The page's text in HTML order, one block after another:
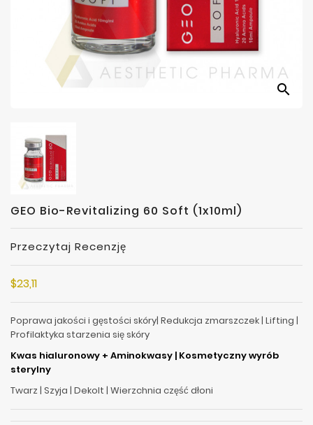
search
GEO Bio-Revitalizing 60 Soft (1x10ml)
Przeczytaj Recenzję
$23,11
Poprawa jakości i gęstości skóry| Redukcja zmarszczek | Lifting |
Profilaktyka starzenia się skóry
Kwas hialuronowy + Aminokwasy | Kosmetyczny wyrób
sterylny
Twarz | Szyja | Dekolt | Wierzchnia część dłoni